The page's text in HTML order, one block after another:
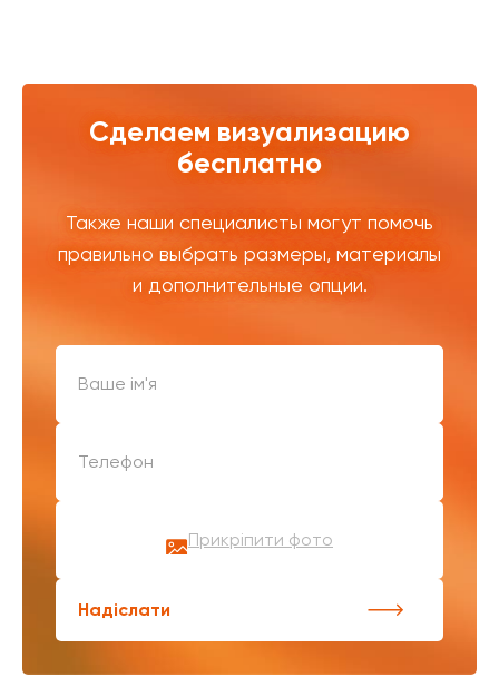
Сделаем визуализацию
бесплатно
Также наши специалисты могут помочь
правильно выбрать размеры, материалы
и дополнительные опции.
Прикріпити фото
Надіслати